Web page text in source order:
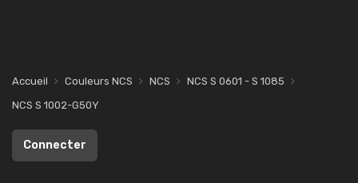
Accueil Couleurs NCS NCS
NCS S 0601 - S 1085
NCS S 1002-G50Y
Connecter